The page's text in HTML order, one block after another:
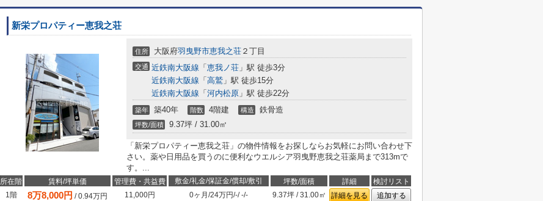
新栄プロパティー恵我之荘
住所 大阪府羽曳野市恵我之荘 ２丁目
交通 近鉄南大阪線 「 恵我ノ荘 」駅 徒歩3分
近鉄南大阪線 「 高鷲 」駅 徒歩15分
近鉄南大阪線 「 河内松原 」駅 徒歩22分
築年 築40年 階数 4階建 構造 鉄骨造
坪数/面積 9.37坪 / 31.00㎡
「新栄プロパティー恵我之荘」の物件情報をお探しならお気軽にお問い合わせ下
さい。薬や日用品を買うのに便利なウエルシア羽曳野恵我之荘薬局まで313mで
す。...
所在階 賃料/坪単価 管理費・共益費 敷金/礼金/保証金/償却/敷引 坪数/面積 詳細
検討リスト
1階
8万8,000円 /0.94万円 11,000円 0ヶ月 /24万円/-/-/- 9.37坪 / 31.00㎡ 詳細を見る 追加する